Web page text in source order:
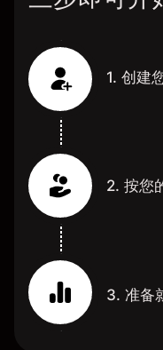
1. 创建
2. 按您
3. 准备